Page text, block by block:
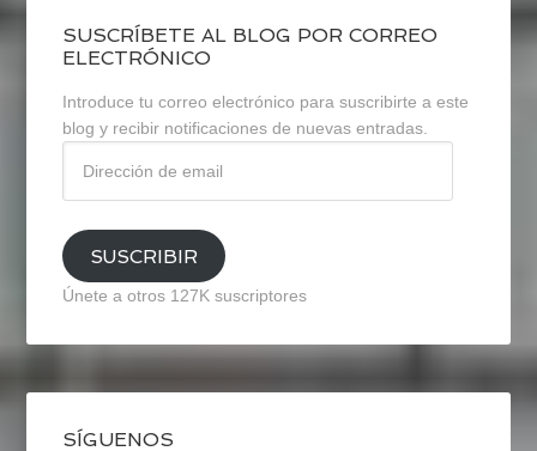
SUSCRÍBETE AL BLOG POR CORREO
ELECTRÓNICO
Introduce tu correo electrónico para suscribirte a este
blog y recibir notificaciones de nuevas entradas.
email
SUSCRIBIR
Únete a otros 127K suscriptores
SÍGUENOS